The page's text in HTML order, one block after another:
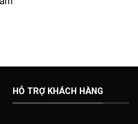
HỖ TRỢ KHÁCH HÀNG